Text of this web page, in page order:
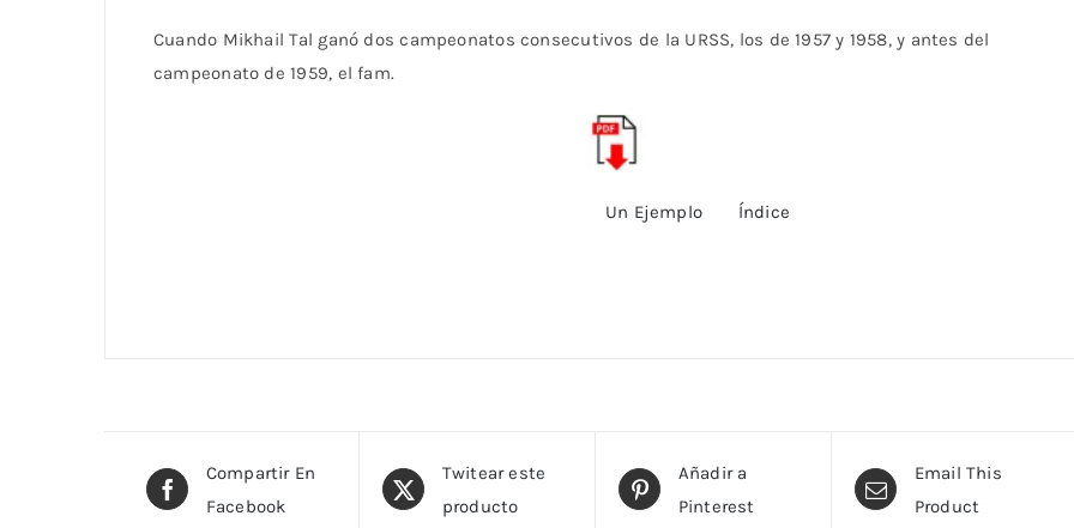
Cuando Mikhail Tal ganó dos campeonatos consecutivos de la URSS, los de 1957 y 1958, y antes del
campeonato de 1959, el fam.
Un Ejemplo Índice
Compartir En
Facebook
Twitear este
producto
Añadir a
Pinterest
Email This
Product